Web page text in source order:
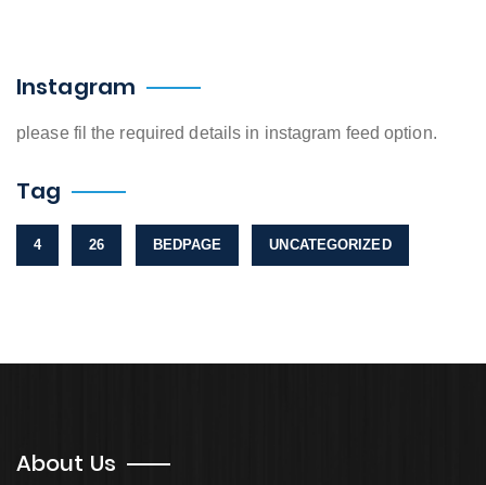
Instagram
please fil the required details in instagram feed option.
Tag
4 26 BEDPAGE UNCATEGORIZED
About Us